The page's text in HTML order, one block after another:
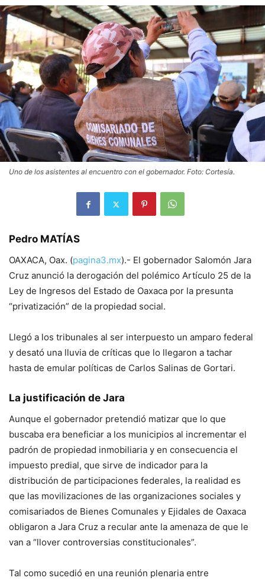
Uno de los asistentes al encuentro con el gobernador. Foto: Cortesía.
Pedro MATÍAS
OAXACA, Oax. (pagina3.mx).- El gobernador Salomón Jara
Cruz anunció la derogación del polémico Artículo 25 de la
Ley de Ingresos del Estado de Oaxaca por la presunta
“privatización” de la propiedad social.
Llegó a los tribunales al ser interpuesto un amparo federal
y desató una lluvia de críticas que lo llegaron a tachar
hasta de emular políticas de Carlos Salinas de Gortari.
La justificación de Jara
Aunque el gobernador pretendió matizar que lo que
buscaba era beneficiar a los municipios al incrementar el
padrón de propiedad inmobiliaria y en consecuencia el
impuesto predial, que sirve de indicador para la
distribución de participaciones federales, la realidad es
que las movilizaciones de las organizaciones sociales y
comisariados de Bienes Comunales y Ejidales de Oaxaca
obligaron a Jara Cruz a recular ante la amenaza de que le
van a “llover controversias constitucionales”.
Tal como sucedió en una reunión plenaria entre